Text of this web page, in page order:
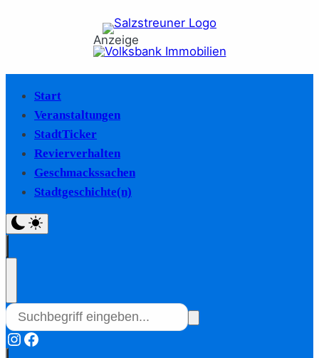
Anzeige
Start
Veranstaltungen
StadtTicker
Revierverhalten
Geschmackssachen
Stadtgeschichte(n)
Instagram
Facebook